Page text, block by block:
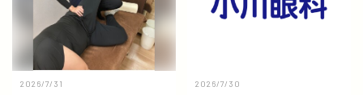
2026/7/31 2026/7/30